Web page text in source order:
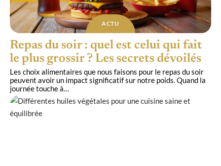
ACTU
Repas du soir : quel est celui qui fait
le plus grossir ? Les secrets dévoilés
Les choix alimentaires que nous faisons pour le repas du soir
peuvent avoir un impact significatif sur notre poids. Quand la
journée touche à…